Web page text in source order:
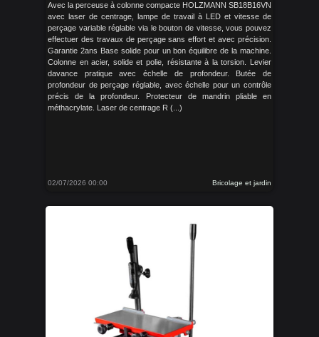
Avec la perceuse à colonne compacte HOLZMANN SB18B16VN
avec laser de centrage, lampe de travail à LED et vitesse de
perçage variable réglable via le bouton de vitesse, vous pouvez
effectuer des travaux de perçage sans effort et avec précision.
Garantie 2ans Base solide pour un bon équilibre de la machine.
Colonne en acier, solide et polie, résistante à la torsion. Levier
davance pratique avec échelle de profondeur. Butée de
profondeur de perçage réglable, avec échelle pour un contrôle
précis de la profondeur. Protecteur de mandrin pliable en
méthacrylate. Laser de centrage R (...)
02/07/2026 00:00 Bricolage et jardin